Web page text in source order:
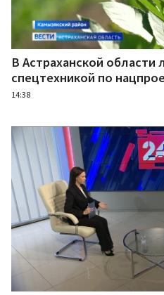
В Астраханской области
спецтехникой по
14:38